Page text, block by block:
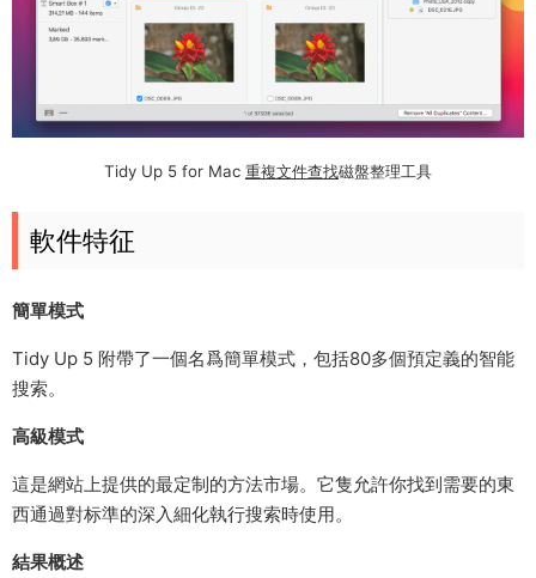
Tidy Up 5 for Mac 重複文件查找磁盤整理工具
軟件特征
簡單模式
Tidy Up 5 附帶了一個名爲簡單模式，包括80多個預定義的智能
搜索。
高級模式
這是網站上提供的最定制的方法市場。它隻允許你找到需要的東
西通過對标準的深入細化執行搜索時使用。
結果概述